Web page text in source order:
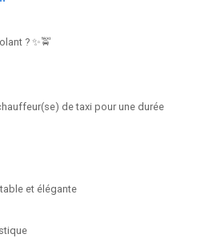
? ✨🚖
de taxi pour une durée
et élégante